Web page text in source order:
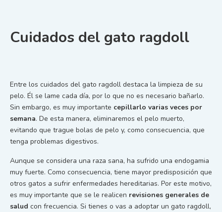
Cuidados del gato ragdoll
Entre los cuidados del gato ragdoll destaca la limpieza de su
pelo. Él se lame cada día, por lo que no es necesario bañarlo.
Sin embargo, es muy importante cepillarlo varias veces por
semana. De esta manera, eliminaremos el pelo muerto,
evitando que trague bolas de pelo y, como consecuencia, que
tenga problemas digestivos.
Aunque se considera una raza sana, ha sufrido una endogamia
muy fuerte. Como consecuencia, tiene mayor predisposición que
otros gatos a sufrir enfermedades hereditarias. Por este motivo,
es muy importante que se le realicen revisiones generales de
salud con frecuencia. Si tienes o vas a adoptar un gato ragdoll,